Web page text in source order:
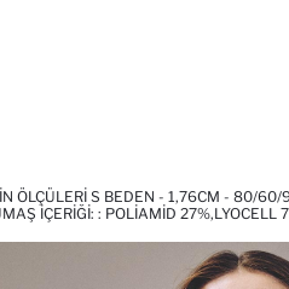
ÖLÇÜLERI S BEDEN - 1,76CM - 80/60/
İÇERIĞI: : POLIAMID 27%,LYOCELL